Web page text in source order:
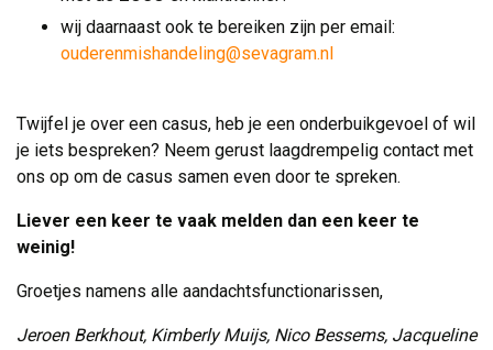
wij daarnaast ook te bereiken zijn per email:
ouderenmishandeling@sevagram.nl
Twijfel je over een casus, heb je een onderbuikgevoel of wil
je iets bespreken? Neem gerust laagdrempelig contact met
ons op om de casus samen even door te spreken.
Liever een keer te vaak melden dan een keer te
weinig!
Groetjes namens alle aandachtsfunctionarissen,
Jeroen Berkhout, Kimberly Muijs, Nico Bessems, Jacqueline